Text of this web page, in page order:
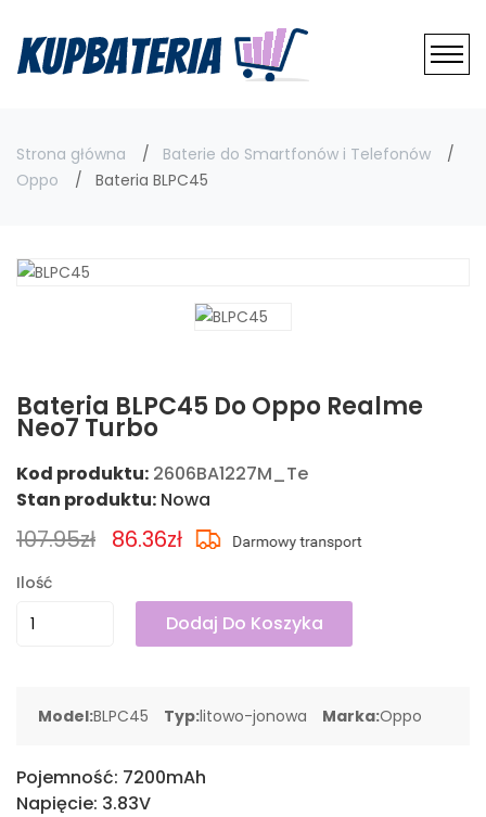
Strona główna
Baterie do Smartfonów i Telefonów
Oppo
Bateria BLPC45
Bateria BLPC45 Do Oppo Realme
Neo7 Turbo
Kod produktu: 2606BA1227M_Te
Stan produktu: Nowa
107.95zł 86.36zł
Ilość
Dodaj Do Koszyka
Model:BLPC45 Typ:litowo-jonowa Marka:Oppo
Pojemność: 7200mAh
Napięcie: 3.83V